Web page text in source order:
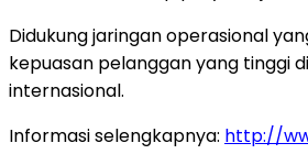
Didukung jaringan operasional
kepuasan pelanggan yang tinggi
internasional.
Informasi selengkapnya: http://